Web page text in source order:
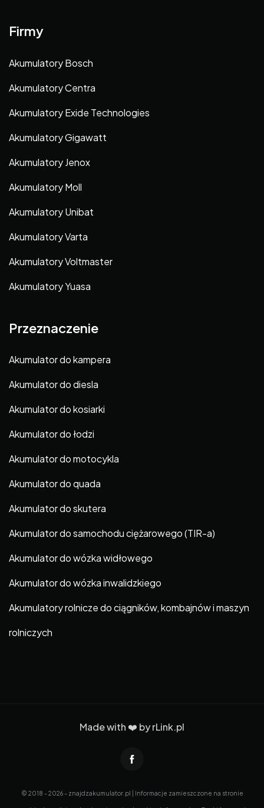
Firmy
Akumulatory Bosch
Akumulatory Centra
Akumulatory Exide Technologies
Akumulatory Gigawatt
Akumulatory Jenox
Akumulatory Moll
Akumulatory Unibat
Akumulatory Varta
Akumulatory Voltmaster
Akumulatory Yuasa
Przeznaczenie
Akumulator do kampera
Akumulator do diesla
Akumulator do kosiarki
Akumulator do łodzi
Akumulator do motocykla
Akumulator do quada
Akumulator do skutera
Akumulator do samochodu ciężarowego (TIR-a)
Akumulator do wózka widłowego
Akumulator do wózka inwalidzkiego
Akumulatory rolnicze do ciągników, kombajnów i maszyn
rolniczych
Made with ❤️ byrLink.pl
© 2018 - 2026 - znajdzakumulator.pl | Informacje zamieszczone na stronie